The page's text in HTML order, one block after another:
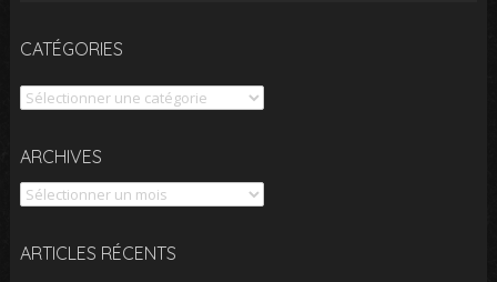
CATÉGORIES
Catégories
ARCHIVES
Archives
ARTICLES RÉCENTS